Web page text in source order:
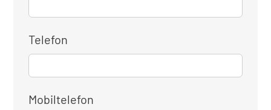
Telefon
Mobiltelefon